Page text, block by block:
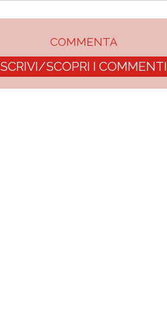
COMMENTA
SCRIVI/SCOPRI I COMMENTI